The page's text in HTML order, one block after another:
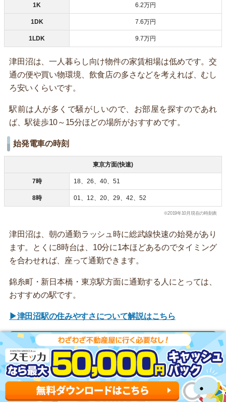
1K 6.2万円
1DK 7.6万円
1LDK 9.7万円
津田沼は、一人暮らし向け物件の家賃相場は低めです。交
通の便や買い物環境、飲食店の多さなどを考えれば、むし
ろ安いくらいです。
駅前は人が多くで騒がしいので、お部屋を探すのであれ
ば、駅徒歩10～15分ほどの場所がおすすめです。
始発電車の時刻
東京方面(快速)
7時 18、26、40、51
8時 01、12、20、29、42、52
※2019年10月現在の時刻表
津田沼は、朝の通勤ラッシュ時に総武線快速の始発があり
ます。とくに8時台は、10分に1本ほどあるのでタイミング
を合わせれば、座って通勤できます。
錦糸町・新日本橋・東京駅方面に通勤する人にとっては、
おすすめの駅です。
▶津田沼駅の住みやすさについて解説はこちら
津田沼駅の物件を探す
西船橋駅